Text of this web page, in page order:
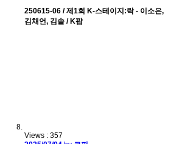
250615-06 / 제1회 K-스테이지:락 - 이소은,
김채언, 김솔 / K팝
Views : 357